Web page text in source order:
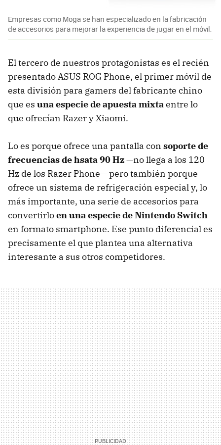
Empresas como Moga se han especializado en la fabricación
de accesorios para mejorar la experiencia de jugar en el móvil.
El tercero de nuestros protagonistas es el recién
presentado ASUS ROG Phone, el primer móvil de
esta división para gamers del fabricante chino
que es una especie de apuesta mixtaentre lo
que ofrecían Razer y Xiaomi.
Lo es porque ofrece una pantalla con soporte de
frecuencias de hsata 90 Hz—no llega a los 120
Hz de los Razer Phone— pero también porque
ofrece un sistema de refrigeración especial y, lo
más importante, una serie de accesorios para
convertirloen una especie de Nintendo Switch
en formato smartphone. Ese punto diferencial es
precisamente el que plantea una alternativa
interesante a sus otros competidores.